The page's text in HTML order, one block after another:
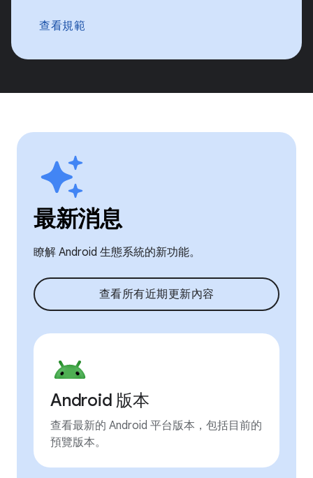
查看規範
最新消息
瞭解 Android 生態系統的新功能。
查看所有近期更新內容
Android 版本
查看最新的 Android 平台版本，包括目前的
預覽版本。